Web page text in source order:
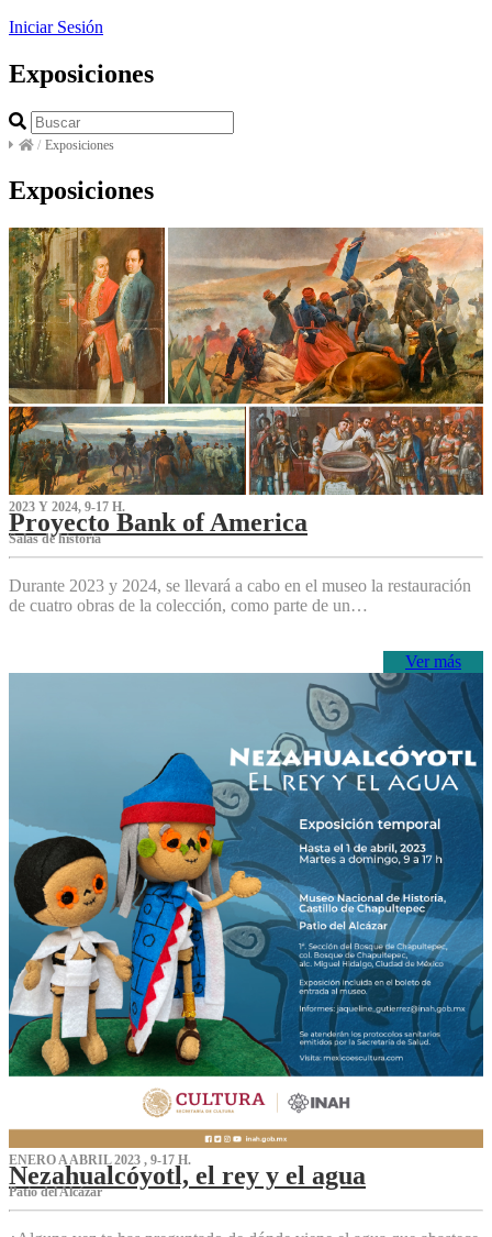
Iniciar Sesión
Exposiciones
/ Exposiciones
Exposiciones
2023 Y 2024, 9-17 H.
Proyecto Bank of America
S‌alas de historia
Durante 2023 y 2024, se llevará a cabo en el museo la restauración
de cuatro obras de la colección, como parte de un…
Ver más
ENERO A ABRIL 2023 , 9-17 H.
Nezahualcóyotl, el rey y el agua
Patio del Alcázar